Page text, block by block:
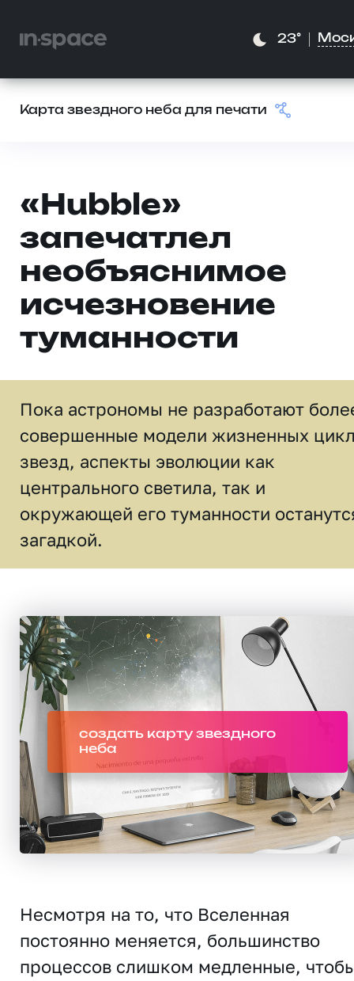
23°
Карта звездного неба для печати
«Hubble»
запечатлел
необъяснимое
исчезновение
туманности
Пока астрономы не разработают
совершенные модели жизненных
звезд, аспекты эволюции как
центрального светила, так и
окружающей его туманности
загадкой.
создать карту звездного
неба
Несмотря на то, что Вселенная
постоянно меняется, большинство
процессов слишком медленные,